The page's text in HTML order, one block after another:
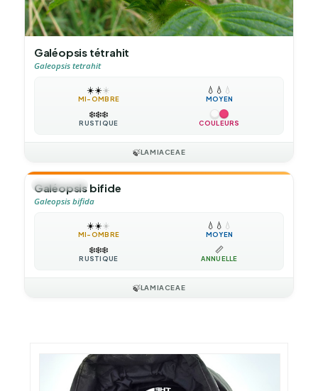
Galéopsis tétrahit
Galeopsis tetrahit
☀️☀️☀️
MI-OMBRE
💧 💧 💧
MOYEN
❄️❄️❄️
RUSTIQUE COULEURS
🍃LAMIACEAE
🌻ANNUELLE
Galéopsis bifide
Galeopsis bifida
☀️☀️☀️
MI-OMBRE
💧 💧 💧
MOYEN
❄️❄️❄️
RUSTIQUE
📏
ANNUELLE
🍃LAMIACEAE